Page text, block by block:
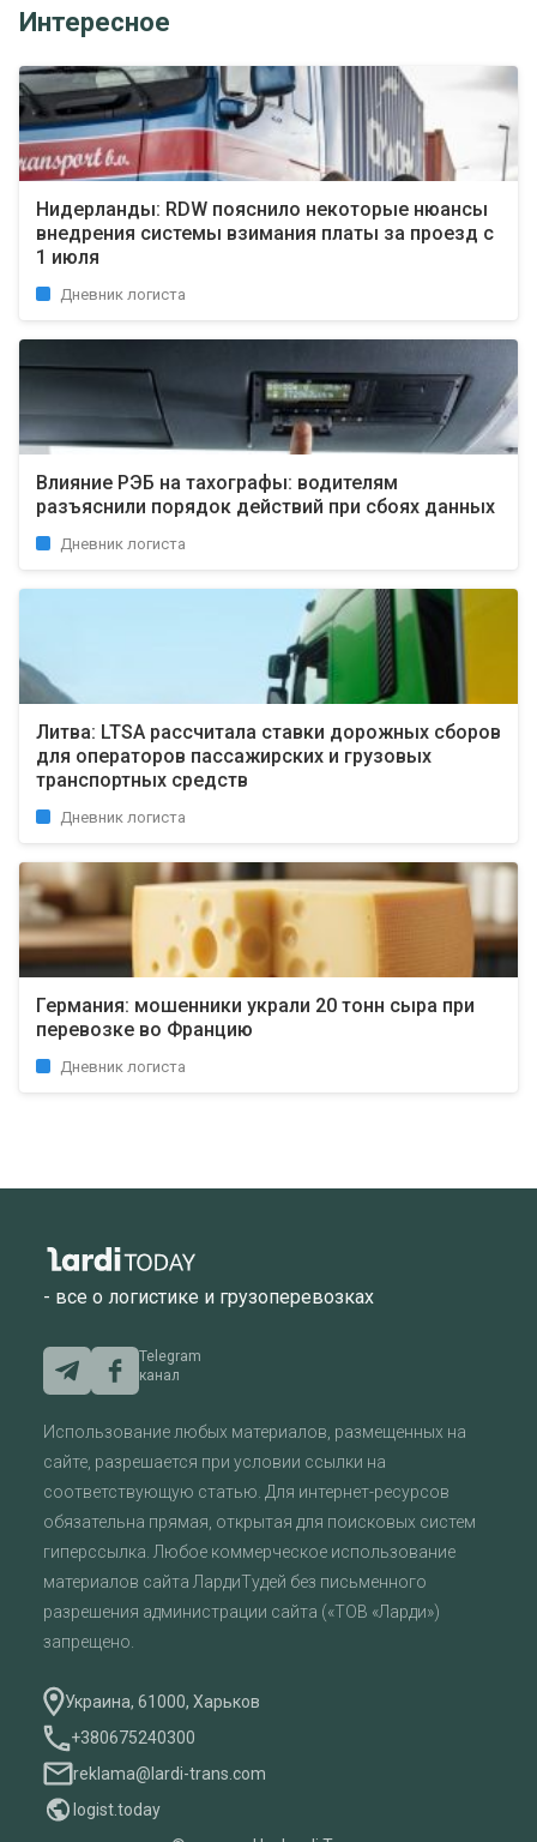
Интересное
Нидерланды: RDW пояснило некоторые нюансы
внедрения системы взимания платы за проезд с
1 июля
Дневник логиста
Влияние РЭБ на тахографы: водителям
разъяснили порядок действий при сбоях данных
Дневник логиста
Литва: LTSA рассчитала ставки дорожных сборов
для операторов пассажирских и грузовых
транспортных средств
Дневник логиста
Германия: мошенники украли 20 тонн сыра при
перевозке во Францию
Дневник логиста
- все о логистике и грузоперевозках
Telegram
канал
Использование любых материалов, размещенных на
сайте, разрешается при условии ссылки на
соответствующую статью. Для интернет-ресурсов
обязательна прямая, открытая для поисковых систем
гиперссылка. Любое коммерческое использование
материалов сайта ЛардиТудей без письменного
разрешения администрации сайта («ТОВ «Ларди»)
запрещено.
Украина, 61000, Харьков
+380675240300
reklama@lardi-trans.com
logist.today